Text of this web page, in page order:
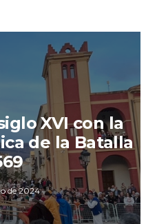
XVI con la
de la Batalla
de 2024